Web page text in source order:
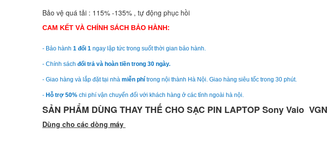
Bảo vệ quá tải : 115% -135% , tự động phục hồi
CAM KẾT VÀ CHÍNH SÁCH BẢO HÀNH:
- Bảo hành 1 đổi 1 ngay lập tức trong suốt thời gian bảo hành.
- Chính sách đổi trả và hoàn tiền trong 30 ngày.
- Giao hàng và lắp đặt tại nhà miễn phí trong nội thành Hà Nội. Giao hàng siêu tốc trong 30 phút.
- Hỗ trợ 50% chi phí vận chuyển đối với khách hàng ở các tỉnh ngoài hà nội.
SẢN PHẨM DÙNG THAY THẾ CHO SẠC PIN LAPTOP Sony Vaio
Dùng cho các dòng máy